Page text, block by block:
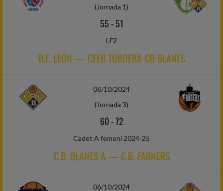
(Jornada 1)
55-51
LF2
B.F. LEÓN — CEEB TORDERA-CB BLANES
06/10/2024
(Jornada 3)
60-72
Cadet A femení 2024-25
C.B. BLANES A — C.B. FARNERS
06/10/2024